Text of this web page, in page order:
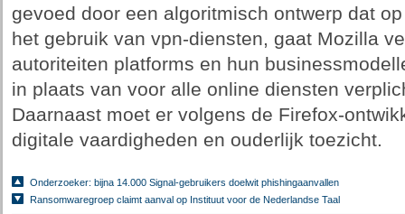
gevoed door een algoritmisch ontwerp dat
het gebruik van vpn-diensten, gaat Mozilla
autoriteiten platforms en hun
in plaats van voor alle online diensten
Daarnaast moet er volgens de Firefox-
digitale vaardigheden en ouderlijk toezicht.
Onderzoeker: bijna 14.000 Signal-gebruikers doelwit phishingaanvallen
Ransomwaregroep claimt aanval op Instituut voor de Nederlandse Taal